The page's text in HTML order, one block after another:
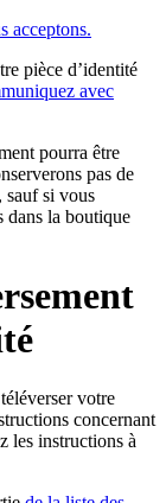
acceptons.
pièce d’identité
avec
pourra être
pas de
sauf si vous
dans la boutique
votre
concernant
les instructions à